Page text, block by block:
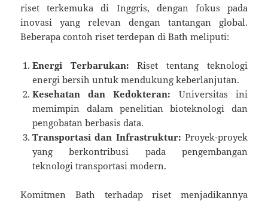
riset terkemuka di Inggris, dengan fokus pada
inovasi yang relevan dengan tantangan global.
Beberapa contoh riset terdepan di Bath meliputi:
Energi Terbarukan: Riset tentang teknologi
energi bersih untuk mendukung keberlanjutan.
Kesehatan dan Kedokteran: Universitas ini
memimpin dalam penelitian bioteknologi dan
pengobatan berbasis data.
Transportasi dan Infrastruktur: Proyek-proyek
yang berkontribusi pada pengembangan
teknologi transportasi modern.
Komitmen Bath terhadap riset menjadikannya